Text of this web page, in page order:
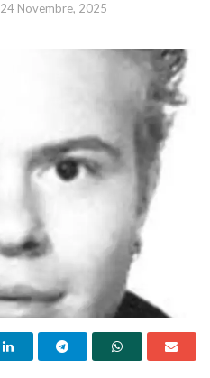
24 Novembre, 2025